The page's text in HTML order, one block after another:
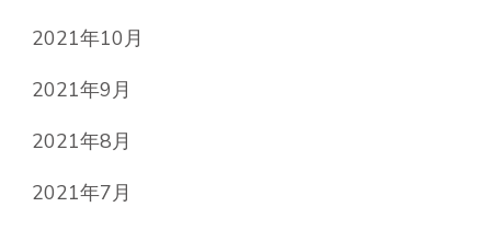
2021年10月
2021年9月
2021年8月
2021年7月